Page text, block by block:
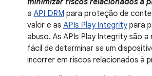
minimizar riscos relacionados à
a API DRM para proteção de
valor e as APIs Play Integritypara
abuso. As APIs Play Integrity são a
fácil de determinar se um
incorrer em riscos relacionados à